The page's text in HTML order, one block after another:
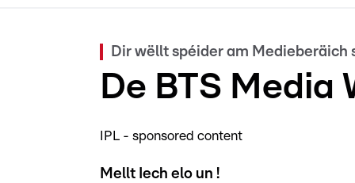
Dir wëllt spéider am Medieberäich
De BTS Media
IPL - sponsored content
Mellt Iech elo un !